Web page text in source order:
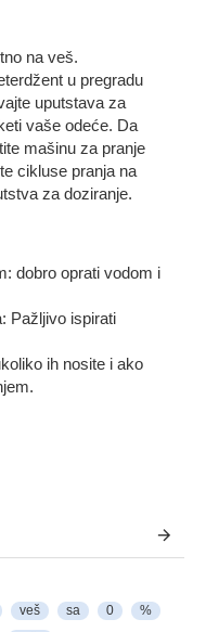
na veš.
u pregradu
uputstava za
vaše odeće. Da
mašinu za pranje
cikluse pranja na
za doziranje.
dobro oprati vodom i
Pažljivo ispirati
ih nosite i ako
veš sa 0
%